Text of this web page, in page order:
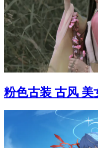
粉色古装 古风 美